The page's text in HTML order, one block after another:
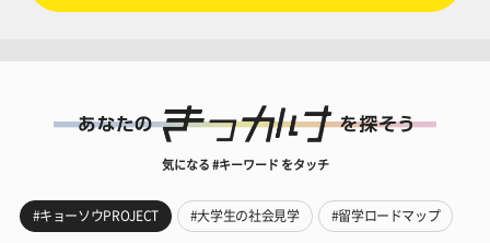
気になる #キーワード をタッチ
#キョーソウPROJECT #大学生の社会見学 #留学ロードマップ